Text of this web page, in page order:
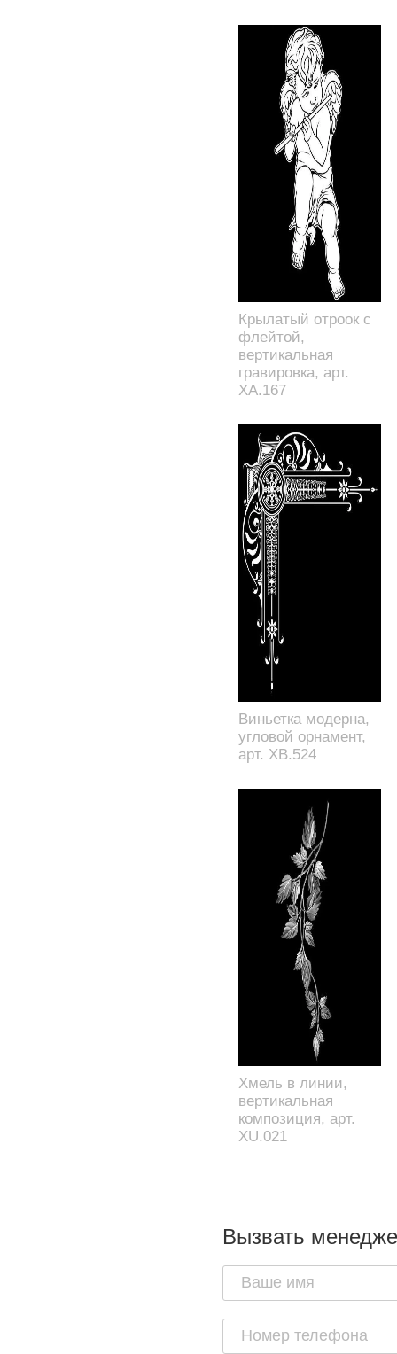
Крылатый отроок с
флейтой,
вертикальная
гравировка, арт.
XA.167
Виньетка модерна,
угловой орнамент,
арт. XB.524
Хмель в линии,
вертикальная
композиция, арт.
XU.021
Вызвать